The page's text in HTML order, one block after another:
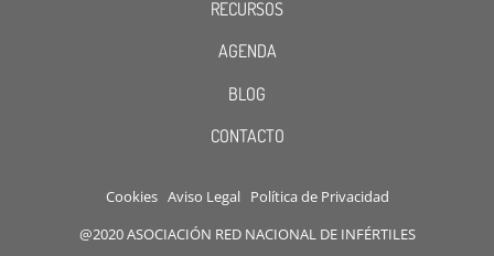
RECURSOS
AGENDA
BLOG
CONTACTO
Cookies Aviso Legal Política de Privacidad
@2020 ASOCIACIÓN RED NACIONAL DE INFÉRTILES